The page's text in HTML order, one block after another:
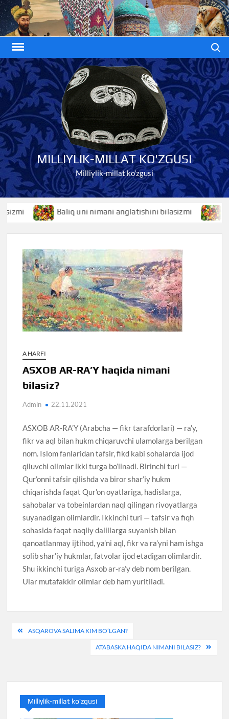
Skip
to
content
MILLIYLIK-MILLAT KO'ZGUSI
Milliylik-millat ko'zgusi
Baliq uni nimani anglatishini bilasizmi
A HARFI
ASXOB AR-RA’Y haqida nimani
bilasiz?
Admin 22.11.2021
ASXOB AR-RA’Y (Arabcha — fikr tarafdorlari) — ra’y,
fikr va aql bilan hukm chiqaruvchi ulamolarga berilgan
nom. Islom fanlaridan tafsir, fikd kabi sohalarda ijod
qiluvchi olimlar ikki turga bo’linadi. Birinchi turi —
Qur’onni tafsir qilishda va biror shar’iy hukm
chiqarishda faqat Qur’on oyatlariga, hadislarga,
sahobalar va tobeinlardan naql qilingan rivoyatlarga
suyanadigan olimlardir. Ikkinchi turi — tafsir va fiqh
sohasida faqat naqliy dalillarga suyanish bilan
qanoatlanmay ijtihod, ya’ni aql, fikr va ra’yni ham ishga
solib shar’iy hukmlar, fatvolar ijod etadigan olimlardir.
Shu ikkinchi turiga Asxob ar-ra’y deb nom berilgan.
Ular mutafakkir olimlar deb ham yuritiladi.
PostASQAROVA SALIMA KIM BO’LGAN?
ATABASKA HAQIDA NIMANI BILASIZ?
Milliylik-millat ko’zgusi